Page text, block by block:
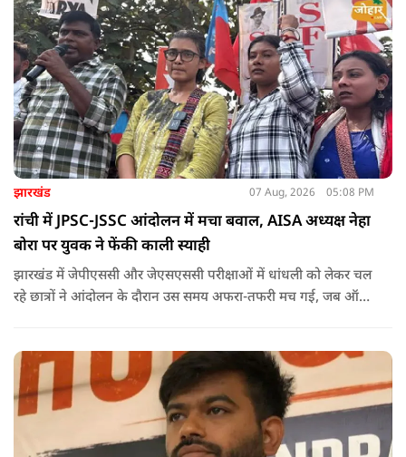
झारखंड 07 Aug, 2026 05:08 PM
रांची में JPSC-JSSC आंदोलन में मचा बवाल, AISA अध्यक्ष नेहा
बोरा पर युवक ने फेंकी काली स्याही
झारखंड में जेपीएससी और जेएसएससी परीक्षाओं में धांधली को लेकर चल
रहे छात्रों ने आंदोलन के दौरान उस समय अफरा-तफरी मच गई, जब ऑल